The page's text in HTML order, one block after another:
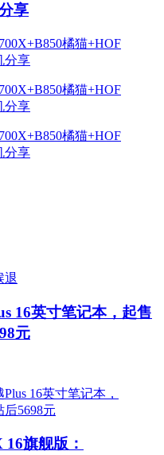
享
16英寸笔记本，起售
元
旗舰版：